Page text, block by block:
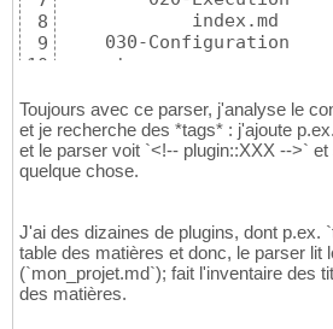
8
9
10
            index.md
    030-Configuration
    etc
Toujours avec ce parser, j'analyse le
et je recherche des *tags* : j'ajoute
et le parser voit `<!-- plugin::XXX -->` et
quelque chose.
J'ai des dizaines de plugins, dont p.ex.
table des matières et donc, le parser lit
(`mon_projet.md`); fait l'inventaire des
des matières.